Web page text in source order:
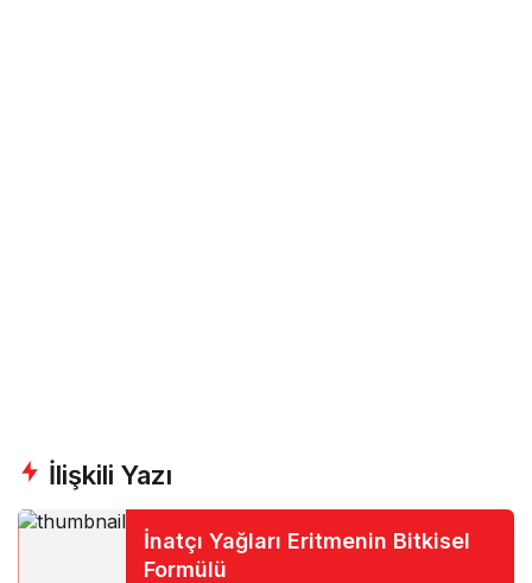
İlişkili Yazı
İnatçı Yağları Eritmenin Bitkisel
Formülü